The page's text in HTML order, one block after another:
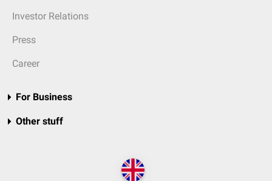
Investor Relations
Press
Career
For Business
Other stuff